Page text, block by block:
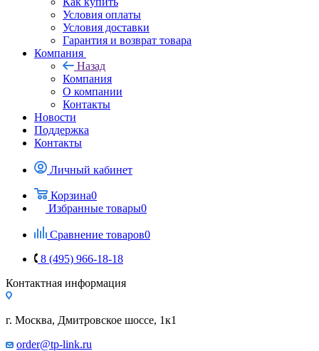
Условия оплаты
Условия доставки
Гарантия и возврат товара
Компания
Назад
Компания
О компании
Контакты
Новости
Поддержка
Контакты
Личный кабинет
Корзина0
Избранные товары0
Сравнение товаров0
8 (495) 966-18-18
Контактная информация
г. Москва, Дмитровское шоссе, 1к1
order@tp-link.ru